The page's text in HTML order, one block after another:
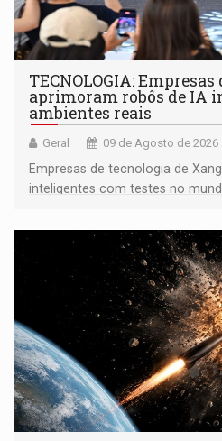
TECNOLOGIA:
aprimoram robôs de IA
ambientes reais
Geral 09 de Agosto de 2026
Empresas de tecnologia de
inteligentes com testes no